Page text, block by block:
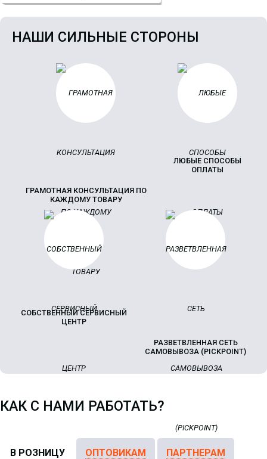
НАШИ СИЛЬНЫЕ СТОРОНЫ
ГРАМОТНАЯ КОНСУЛЬТАЦИЯ ПО
КАЖДОМУ ТОВАРУ
ЛЮБЫЕ СПОСОБЫ
ОПЛАТЫ
СОБСТВЕННЫЙ СЕРВИСНЫЙ
ЦЕНТР
РАЗВЕТВЛЕННАЯ СЕТЬ
САМОВЫВОЗА (PICKPOINT)
КАК С НАМИ РАБОТАТЬ?
В РОЗНИЦУ ОПТОВИКАМ ПАРТНЕРАМ